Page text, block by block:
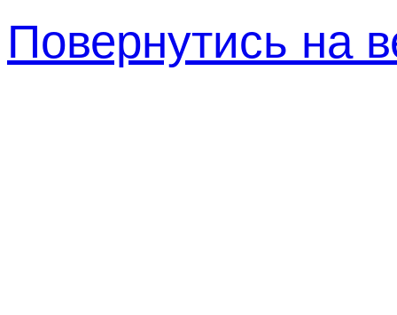
Повернутись на